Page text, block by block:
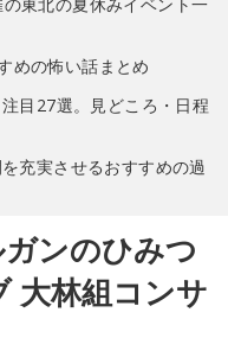
めの怖い話まとめ
目27選。見どころ・日程
充実させるおすすめの過
ンのひみつ
大林組コンサ